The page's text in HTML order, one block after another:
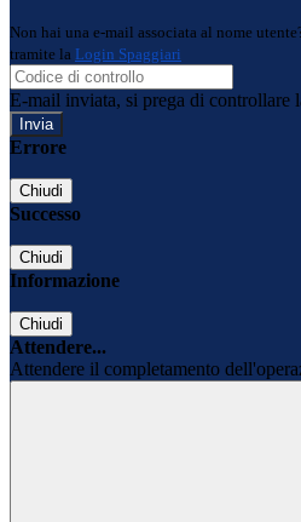
Non hai una e-mail associata al nome
tramite la Login Spaggiari
E-mail inviata, si prega di controllare
Errore
Chiudi
Successo
Chiudi
Informazione
Chiudi
Attendere...
Attendere il completamento